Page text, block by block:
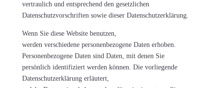
vertraulich und entsprechend den gesetzlichen
Datenschutzvorschriften sowie dieser Datenschutzerklärung.
Wenn Sie diese Website benutzen,
werden verschiedene personenbezogene Daten erhoben.
Personenbezogene Daten sind Daten, mit denen Sie
persönlich identifiziert werden können. Die vorliegende
Datenschutzerklärung erläutert,